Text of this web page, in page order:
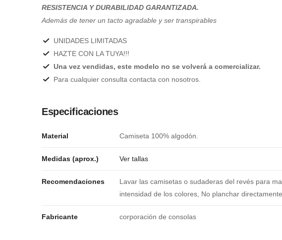
RESISTENCIA Y DURABILIDAD GARANTIZADA.
Además de tener un tacto agradable y ser transpirables
UNIDADES LIMITADAS
HAZTE CON LA TUYA!!!
Una vez vendidas, este modelo no se volverá a comercializar.
Para cualquier consulta contacta con nosotros.
Especificaciones
Material Camiseta 100% algodón.
Medidas (aprox.) Ver tallas
Recomendaciones
Lavar las camisetas o sudaderas del revés para
intensidad de los colores, No planchar
Fabricante corporación de consolas